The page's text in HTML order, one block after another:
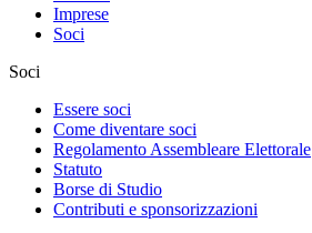
Imprese
Soci
Soci
Essere soci
Come diventare soci
Regolamento Assembleare Elettorale
Statuto
Borse di Studio
Contributi e sponsorizzazioni